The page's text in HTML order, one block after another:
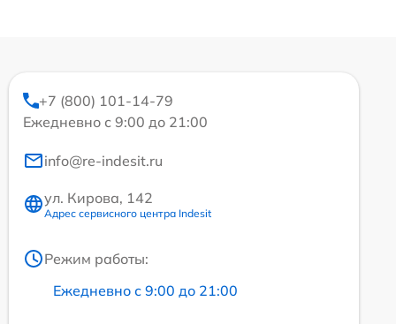
+7 (800) 101-14-79
Ежедневно с 9:00 до 21:00
info@re-indesit.ru
ул. Кирова, 142
Адрес сервисного центра Indesit
Режим работы:
Ежедневно с 9:00 до 21:00